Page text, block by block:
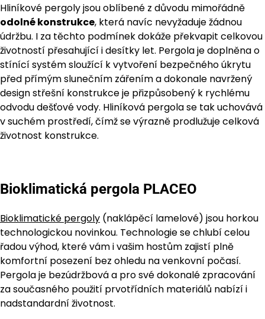
Hliníkové pergoly jsou oblíbené z důvodu mimořádně
odolné konstrukce, která navíc nevyžaduje žádnou
údržbu. I za těchto podmínek dokáže překvapit celkovou
životností přesahující i desítky let. Pergola je doplněna o
stínící systém sloužící k vytvoření bezpečného úkrytu
před přímým slunečním zářením a dokonale navržený
design střešní konstrukce je přizpůsobený k rychlému
odvodu dešťové vody. Hliníková pergola se tak uchovává
v suchém prostředí, čímž se výrazně prodlužuje celková
životnost konstrukce.
Bioklimatická pergola PLACEO
Bioklimatické pergoly (naklápěcí lamelové) jsou horkou
technologickou novinkou. Technologie se chlubí celou
řadou výhod, které vám i vašim hostům zajistí plně
komfortní posezení bez ohledu na venkovní počasí.
Pergola je bezúdržbová a pro své dokonalé zpracování
za současného použití prvotřídních materiálů nabízí i
nadstandardní životnost.